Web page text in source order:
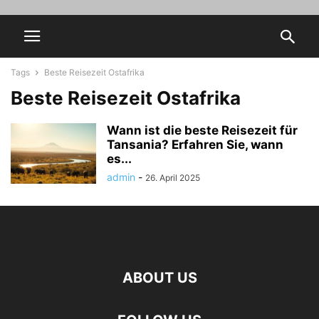
Tags Beste Reisezeit Ostafrika
Beste Reisezeit Ostafrika
Wann ist die beste Reisezeit für
Tansania? Erfahren Sie, wann
es...
admin - 26. April 2025
ABOUT US